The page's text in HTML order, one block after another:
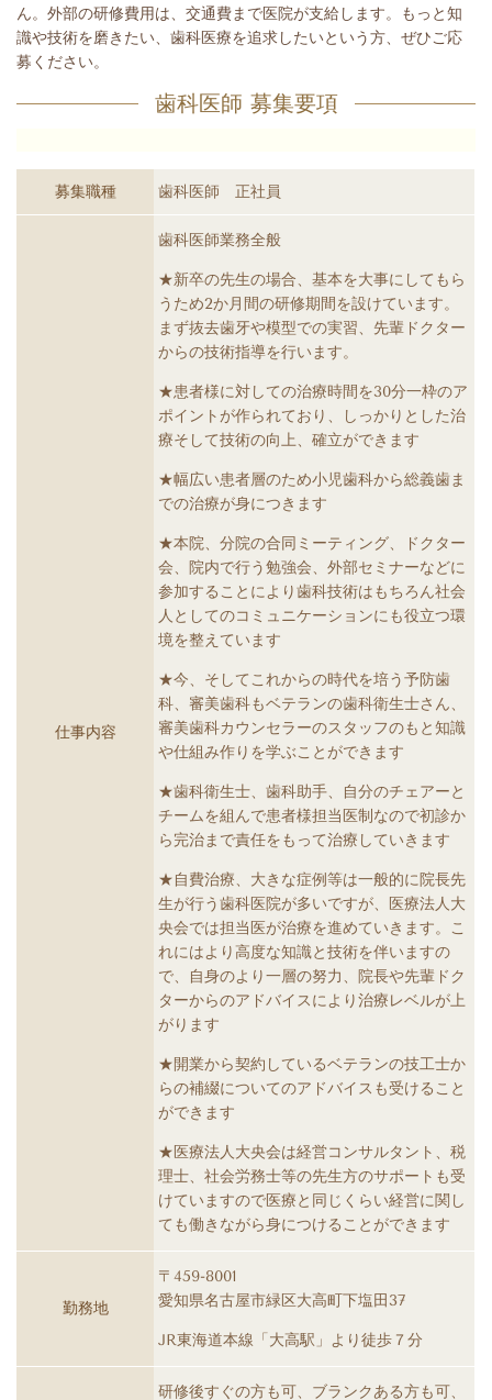
ん。外部の研修費用は、交通費まで医院が支給します。もっと知
識や技術を磨きたい、歯科医療を追求したいという方、ぜひご応
募ください。
歯科医師 募集要項
募集職種 歯科医師 正社員
仕事内容
歯科医師業務全般
★新卒の先生の場合、基本を大事にしてもら
うため2か月間の研修期間を設けています。
まず抜去歯牙や模型での実習、先輩ドクター
からの技術指導を行います。
★患者様に対しての治療時間を30分一枠のア
ポイントが作られており、しっかりとした治
療そして技術の向上、確立ができます
★幅広い患者層のため小児歯科から総義歯ま
での治療が身につきます
★本院、分院の合同ミーティング、ドクター
会、院内で行う勉強会、外部セミナーなどに
参加することにより歯科技術はもちろん社会
人としてのコミュニケーションにも役立つ環
境を整えています
★今、そしてこれからの時代を培う予防歯
科、審美歯科もベテランの歯科衛生士さん、
審美歯科カウンセラーのスタッフのもと知識
や仕組み作りを学ぶことができます
★歯科衛生士、歯科助手、自分のチェアーと
チームを組んで患者様担当医制なので初診か
ら完治まで責任をもって治療していきます
★自費治療、大きな症例等は一般的に院長先
生が行う歯科医院が多いですが、医療法人大
央会では担当医が治療を進めていきます。こ
れにはより高度な知識と技術を伴いますの
で、自身のより一層の努力、院長や先輩ドク
ターからのアドバイスにより治療レベルが上
がります
★開業から契約しているベテランの技工士か
らの補綴についてのアドバイスも受けること
ができます
★医療法人大央会は経営コンサルタント、税
理士、社会労務士等の先生方のサポートも受
けていますので医療と同じくらい経営に関し
ても働きながら身につけることができます
勤務地
〒459-8001
愛知県名古屋市緑区大高町下塩田37
JR東海道本線「大高駅」より徒歩７分
研修後すぐの方も可、ブランクある方も可、